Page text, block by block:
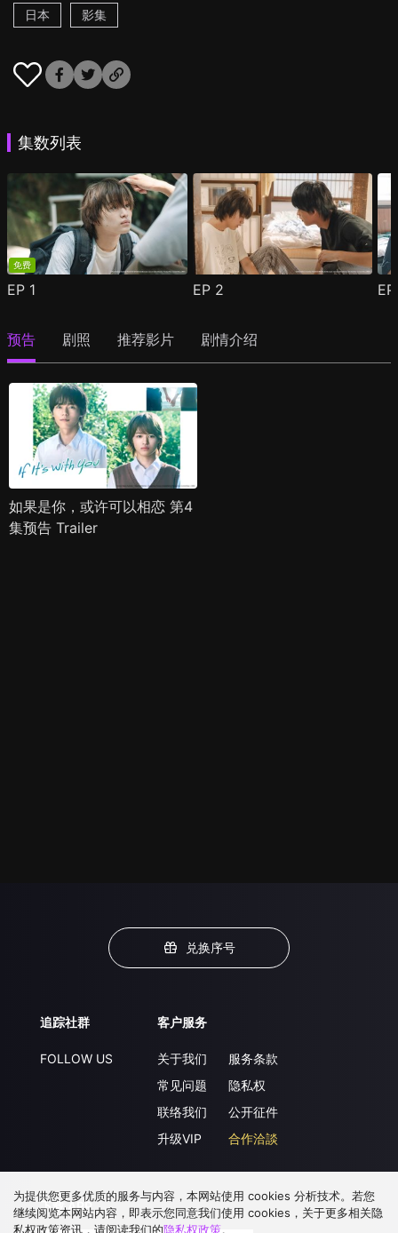
日本 影集
集数列表
免费
EP 1 EP 2
预告 剧照 推荐影片 剧情介绍
如果是你，或许可以相恋 第4
集预告 Trailer
兑换序号
追踪社群
FOLLOW US
客户服务
关于我们
常见问题
联络我们
升级VIP
服务条款
隐私权
公开征件
合作洽談
下载 APP
为提供您更多优质的服务与内容，本网站使用 cookies 分析技术。若您
继续阅览本网站内容，即表示您同意我们使用 cookies，关于更多相关隐
私权政策资讯，请阅读我们的隐私权政策。